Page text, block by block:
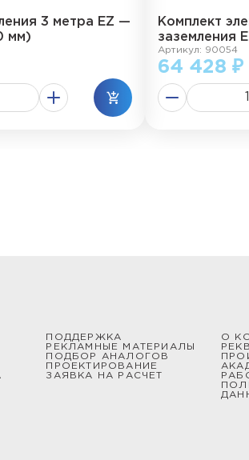
3 метра EZ —
мм)
Комплект
заземления
Артикул: 90054
64 428 ₽
ПОДДЕРЖКА
РЕКЛАМНЫЕ МАТЕРИАЛЫ
ПОДБОР АНАЛОГОВ
ПРОЕКТИРОВАНИЕ
ЗАЯВКА НА РАСЧЕТ
О